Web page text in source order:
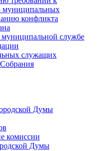
муниципальных
конфликта
службе
служащих
Думы
комиссии
Думы